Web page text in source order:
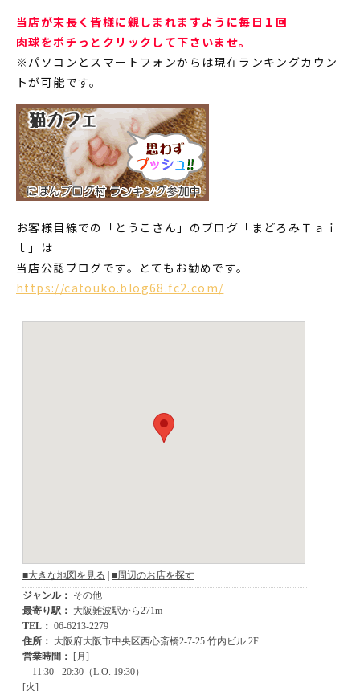
当店が末長く皆様に親しまれますように毎日１回
肉球をポチっとクリックして下さいませ。
※パソコンとスマートフォンからは現在ランキングカウン
トが可能です。
お客様目線での「とうこさん」のブログ「まどろみＴａｉ
ｌ」は
当店公認ブログです。とてもお勧めです。
https://catouko.blog68.fc2.com/